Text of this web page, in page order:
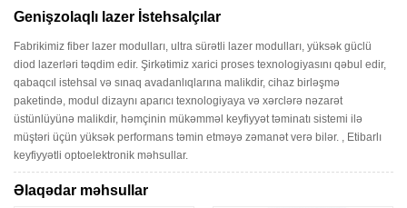
Genişzolaqlı lazer İstehsalçılar
Fabrikimiz fiber lazer modulları, ultra sürətli lazer modulları, yüksək güclü
diod lazerləri təqdim edir. Şirkətimiz xarici proses texnologiyasını qəbul edir,
qabaqcıl istehsal və sınaq avadanlıqlarına malikdir, cihaz birləşmə
paketində, modul dizaynı aparıcı texnologiyaya və xərclərə nəzarət
üstünlüyünə malikdir, həmçinin mükəmməl keyfiyyət təminatı sistemi ilə
müştəri üçün yüksək performans təmin etməyə zəmanət verə bilər. , Etibarlı
keyfiyyətli optoelektronik məhsullar.
Əlaqədar məhsullar